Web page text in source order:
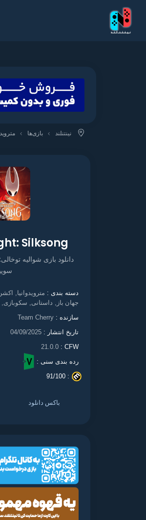
نینتنلند بازی‌ها
Silksong
دانلود بازی شوالیه
دسته بندی : مترویدوانیا
جهان باز داستانی سکوبازی
سازنده : Team Cherry
تاریخ انتشار : 04/09/2025
CFW :
21.0.0
رده بندی سنی :
. :
91/100
باکس دانلود